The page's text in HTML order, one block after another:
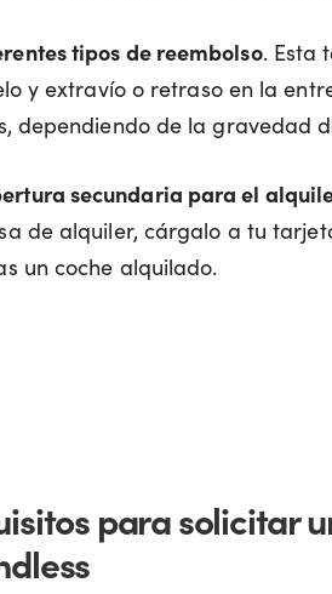
tipos de reembolso. Esta
y extravío o retraso en la
dependiendo de la gravedad
secundaria para el
de alquiler, cárgalo a tu
un coche alquilado.
para solicitar